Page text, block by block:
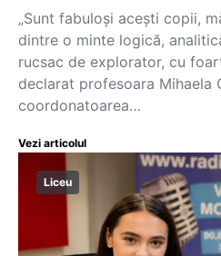
„Sunt fabuloși acești copii,
dintre o minte logică,
rucsac de explorator, cu
declarat profesoara Mihaela
coordonatoarea…
Vezi articolul
Liceu